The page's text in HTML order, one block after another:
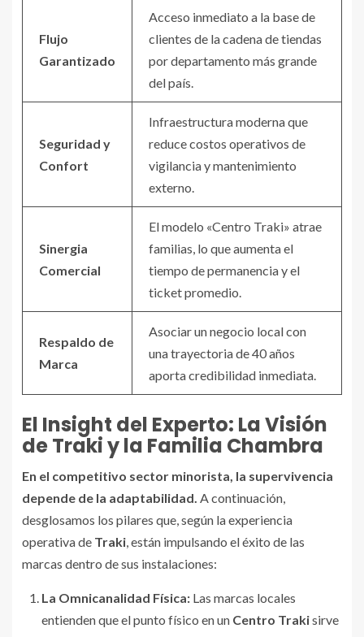
Flujo
Garantizado
Acceso inmediato a la base de
clientes de la cadena de tiendas
por departamento más grande
del país.
Seguridad y
Confort
Infraestructura moderna que
reduce costos operativos de
vigilancia y mantenimiento
externo.
Sinergia
Comercial
El modelo «Centro Traki» atrae
familias, lo que aumenta el
tiempo de permanencia y el
ticket promedio.
Respaldo de
Marca
Asociar un negocio local con
una trayectoria de 40 años
aporta credibilidad inmediata.
El Insight del Experto: La Visión
de Traki y la Familia Chambra
En el competitivo sector minorista, la supervivencia
depende de la adaptabilidad. A continuación,
desglosamos los pilares que, según la experiencia
operativa de Traki, están impulsando el éxito de las
marcas dentro de sus instalaciones:
La Omnicanalidad Física: Las marcas locales
entienden que el punto físico en un Centro Trakisirve